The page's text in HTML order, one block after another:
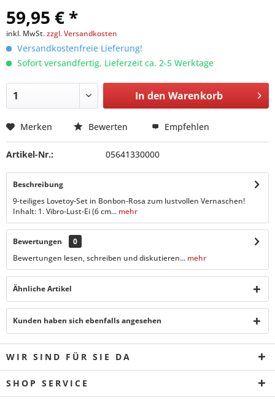
59,95 € *
inkl. MwSt.zzgl. Versandkosten
Versandkostenfreie Lieferung!
Sofort versandfertig, Lieferzeit ca. 2-5 Werktage
In den Warenkorb
Merken Bewerten Empfehlen
Artikel-Nr.: 05641330000
Beschreibung
9-teiliges Lovetoy-Set in Bonbon-Rosa zum lustvollen Vernaschen!
Inhalt: 1. Vibro-Lust-Ei (6 cm... mehr
Bewertungen
0
Bewertungen lesen, schreiben und diskutieren... mehr
Ähnliche Artikel
Kunden haben sich ebenfalls angesehen
WIR SIND FÜR SIE DA
SHOP SERVICE